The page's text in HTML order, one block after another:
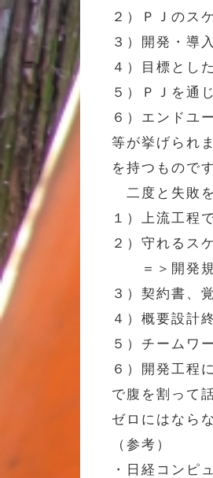
２）ＰＪのス
３）開発・導
４）目標とし
５）ＰＪを通
６）エンドユ
等が挙げられ
を持つものです
二度と失敗
１）上流工程
２）守れるス
＝＞開発規
３）契約書、
４）概要設計
５）チームワ
６）開発工程
で腹を割って
ゼロにはなら
（参考）
・日経コン